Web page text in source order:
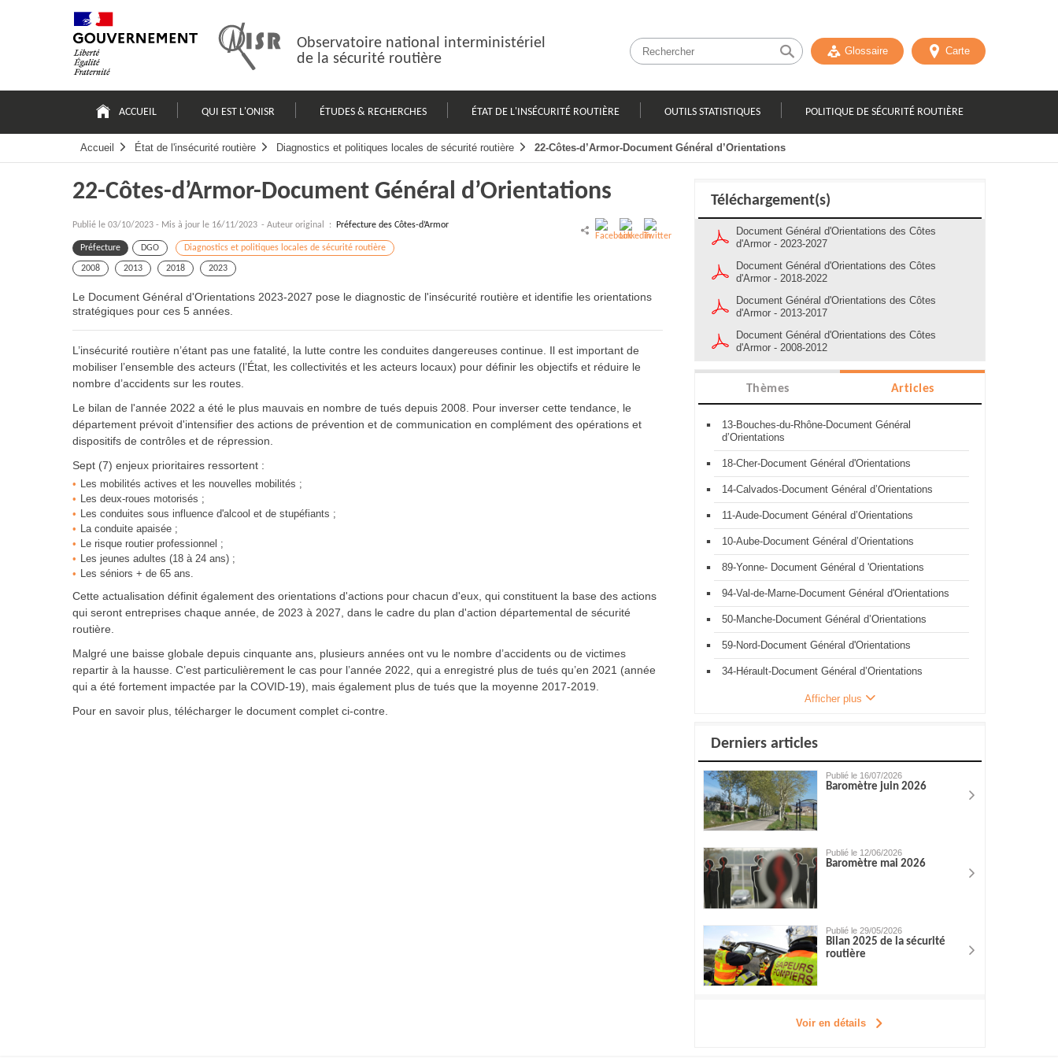
Observatoire national interministériel
de la sécurité routière
Glossaire Carte
principale
ACCUEIL QUI EST L'ONISR ÉTUDES & RECHERCHES ÉTAT DE L'INSÉCURITÉ ROUTIÈRE OUTILS STATISTIQUES POLITIQUE DE SÉCURITÉ ROUTIÈRE
Accueil État de l'insécurité routière Diagnostics et politiques locales de sécurité routière 22-Côtes-d’Armor-Document Général d’Orientations
22-Côtes-d’Armor-Document Général d’Orientations
Publié le 03/10/2023 - Mis à jour le 16/11/2023 - Auteur original : Préfecture des Côtes-d’Armor
Préfecture DGO Diagnostics et politiques locales de sécurité routière
2008 2013 2018 2023
Le Document Général d'Orientations 2023-2027 pose le diagnostic de l'insécurité routière et identifie les orientations
stratégiques pour ces 5 années.
L’insécurité routière n’étant pas une fatalité, la lutte contre les conduites dangereuses continue. Il est important de
mobiliser l’ensemble des acteurs (l’État, les collectivités et les acteurs locaux) pour définir les objectifs et réduire le
nombre d’accidents sur les routes.
Le bilan de l'année 2022 a été le plus mauvais en nombre de tués depuis 2008. Pour inverser cette tendance, le
département prévoit d'intensifier des actions de prévention et de communication en complément des opérations et
dispositifs de contrôles et de répression.
Sept (7) enjeux prioritaires ressortent :
Les mobilités actives et les nouvelles mobilités ;
Les deux-roues motorisés ;
Les conduites sous influence d'alcool et de stupéfiants ;
La conduite apaisée ;
Le risque routier professionnel ;
Les jeunes adultes (18 à 24 ans) ;
Les séniors + de 65 ans.
Cette actualisation définit également des orientations d'actions pour chacun d'eux, qui constituent la base des actions
qui seront entreprises chaque année, de 2023 à 2027, dans le cadre du plan d'action départemental de sécurité
routière.
Malgré une baisse globale depuis cinquante ans, plusieurs années ont vu le nombre d’accidents ou de victimes
repartir à la hausse. C’est particulièrement le cas pour l’année 2022, qui a enregistré plus de tués qu’en 2021 (année
qui a été fortement impactée par la COVID-19), mais également plus de tués que la moyenne 2017-2019.
Pour en savoir plus, télécharger le document complet ci-contre.
Téléchargement(s)
Document Général d'Orientations des Côtes
d'Armor - 2023-2027
Document Général d'Orientations des Côtes
d'Armor - 2018-2022
Document Général d'Orientations des Côtes
d'Armor - 2013-2017
Document Général d'Orientations des Côtes
d'Armor - 2008-2012
Thèmes Articles
13-Bouches-du-Rhône-Document Général
d’Orientations
18-Cher-Document Général d'Orientations
14-Calvados-Document Général d’Orientations
11-Aude-Document Général d’Orientations
10-Aube-Document Général d’Orientations
89-Yonne- Document Général d 'Orientations
94-Val-de-Marne-Document Général d'Orientations
50-Manche-Document Général d’Orientations
59-Nord-Document Général d'Orientations
34-Hérault-Document Général d’Orientations
Afficher plus
Derniers articles
Publié le 16/07/2026
Baromètre juin 2026
Publié le 12/06/2026
Baromètre mai 2026
Publié le 29/05/2026
Bilan 2025 de la sécurité
routière
Voir en détails